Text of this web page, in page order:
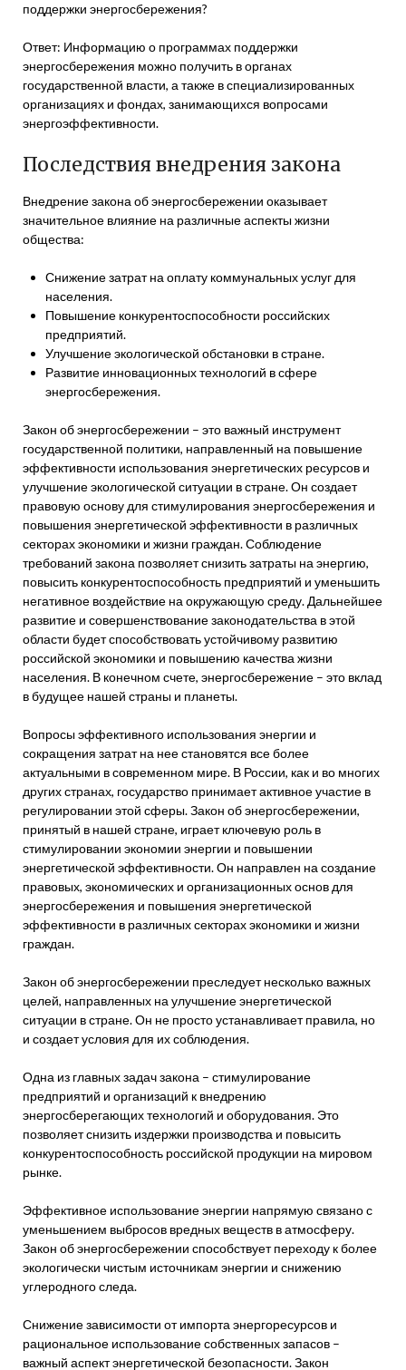
поддержки энергосбережения?
Ответ: Информацию о программах поддержки
энергосбережения можно получить в органах
государственной власти, а также в специализированных
организациях и фондах, занимающихся вопросами
энергоэффективности.
Последствия внедрения закона
Внедрение закона об энергосбережении оказывает
значительное влияние на различные аспекты жизни
общества:
Снижение затрат на оплату коммунальных услуг для
населения.
Повышение конкурентоспособности российских
предприятий.
Улучшение экологической обстановки в стране.
Развитие инновационных технологий в сфере
энергосбережения.
Закон об энергосбережении – это важный инструмент
государственной политики, направленный на повышение
эффективности использования энергетических ресурсов и
улучшение экологической ситуации в стране. Он создает
правовую основу для стимулирования энергосбережения и
повышения энергетической эффективности в различных
секторах экономики и жизни граждан. Соблюдение
требований закона позволяет снизить затраты на энергию,
повысить конкурентоспособность предприятий и уменьшить
негативное воздействие на окружающую среду. Дальнейшее
развитие и совершенствование законодательства в этой
области будет способствовать устойчивому развитию
российской экономики и повышению качества жизни
населения. В конечном счете, энергосбережение – это вклад
в будущее нашей страны и планеты.
Вопросы эффективного использования энергии и
сокращения затрат на нее становятся все более
актуальными в современном мире. В России, как и во многих
других странах, государство принимает активное участие в
регулировании этой сферы. Закон об энергосбережении,
принятый в нашей стране, играет ключевую роль в
стимулировании экономии энергии и повышении
энергетической эффективности. Он направлен на создание
правовых, экономических и организационных основ для
энергосбережения и повышения энергетической
эффективности в различных секторах экономики и жизни
граждан.
Закон об энергосбережении преследует несколько важных
целей, направленных на улучшение энергетической
ситуации в стране. Он не просто устанавливает правила, но
и создает условия для их соблюдения.
Одна из главных задач закона – стимулирование
предприятий и организаций к внедрению
энергосберегающих технологий и оборудования. Это
позволяет снизить издержки производства и повысить
конкурентоспособность российской продукции на мировом
рынке.
Эффективное использование энергии напрямую связано с
уменьшением выбросов вредных веществ в атмосферу.
Закон об энергосбережении способствует переходу к более
экологически чистым источникам энергии и снижению
углеродного следа.
Снижение зависимости от импорта энергоресурсов и
рациональное использование собственных запасов –
важный аспект энергетической безопасности. Закон